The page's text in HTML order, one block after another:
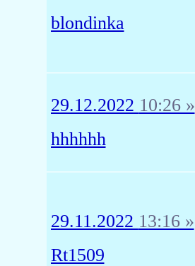
blondinka
29.12.2022 10:26 »
hhhhhh
29.11.2022 13:16 »
Rt1509